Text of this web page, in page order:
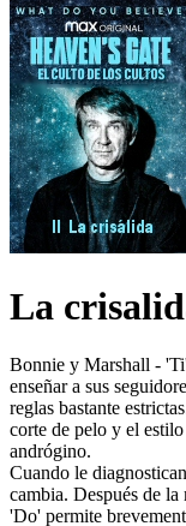
La
Bonnie y Marshall -
enseñar a sus
reglas bastante
corte de pelo y el
andrógino.
Cuando le
cambia. Después de
'Do' permite